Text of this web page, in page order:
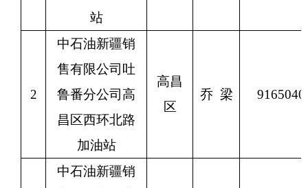
站
2
中石油新疆销
售有限公司吐
鲁番分公司高
昌区西环北路
加油站
高昌
区
乔 梁
中石油新疆销